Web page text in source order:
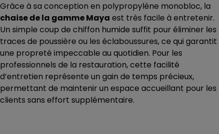
Grâce à sa conception en polypropylène monobloc, la
chaise de la gamme Maya est très facile à entretenir.
Un simple coup de chiffon humide suffit pour éliminer les
traces de poussière ou les éclaboussures, ce qui garantit
une propreté impeccable au quotidien. Pour les
professionnels de la restauration, cette facilité
d’entretien représente un gain de temps précieux,
permettant de maintenir un espace accueillant pour les
clients sans effort supplémentaire.